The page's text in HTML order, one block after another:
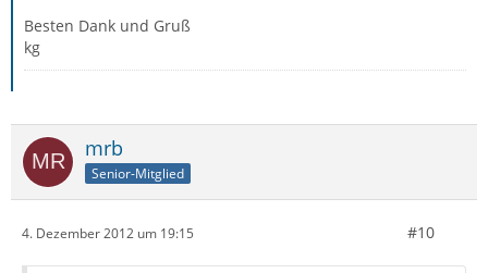
Besten Dank und Gruß
kg
mrb
Senior-Mitglied
4. Dezember 2012 um 19:15 #10